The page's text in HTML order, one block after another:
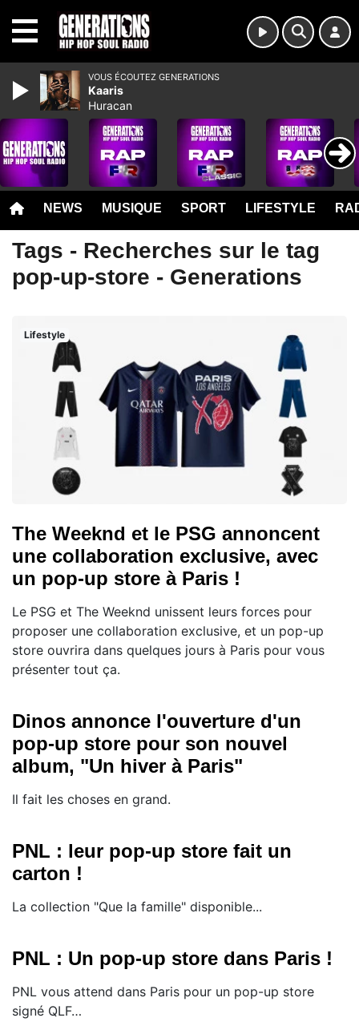
NEWS MUSIQUE SPORT LIFESTYLE
Tags - Recherches sur le tag
pop-up-store - Generations
Lifestyle
The Weeknd et le PSG annoncent
une collaboration exclusive, avec
un pop-up store à Paris !
Le PSG et The Weeknd unissent leurs forces pour
proposer une collaboration exclusive, et un pop-up
store ouvrira dans quelques jours à Paris pour vous
présenter tout ça.
Dinos annonce l'ouverture d'un
pop-up store pour son nouvel
album, "Un hiver à Paris"
Il fait les choses en grand.
PNL : leur pop-up store fait un
carton !
La collection "Que la famille" disponible...
PNL : Un pop-up store dans Paris !
PNL vous attend dans Paris pour un pop-up store
signé QLF…
VOUS ÉCOUTEZ GENERATIONS
Kaaris
Huracan